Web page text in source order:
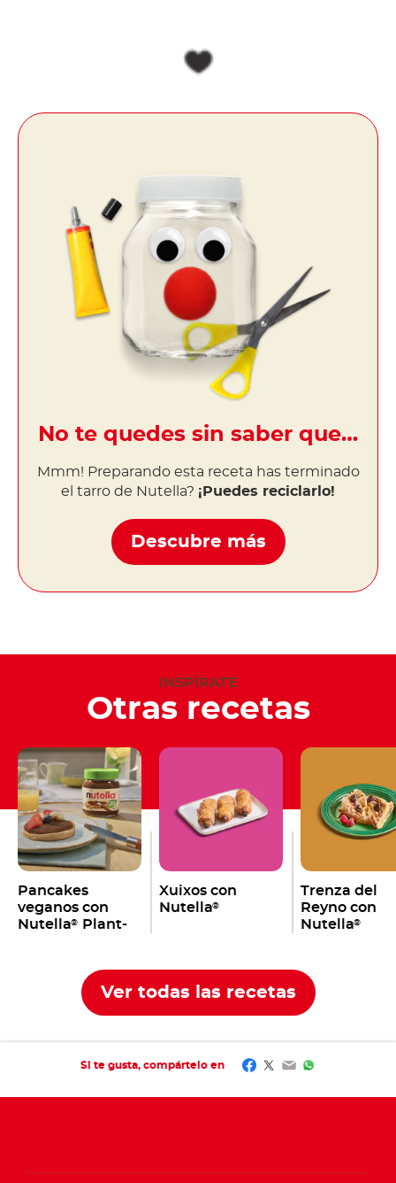
No te quedes sin saber que…
Mmm! Preparando esta receta has terminado
el tarro de Nutella? ¡Puedes reciclarlo!
Descubre más
INSPÍRATE
Otras recetas
Pancakes
veganos con
Nutella®
Plant-
Xuixos con
Nutella®
Trenza del
Reyno con
Nutella®
Ver todas las recetas
Si te gusta, compártelo en Facebook
Twitter
EmailWhatsApp